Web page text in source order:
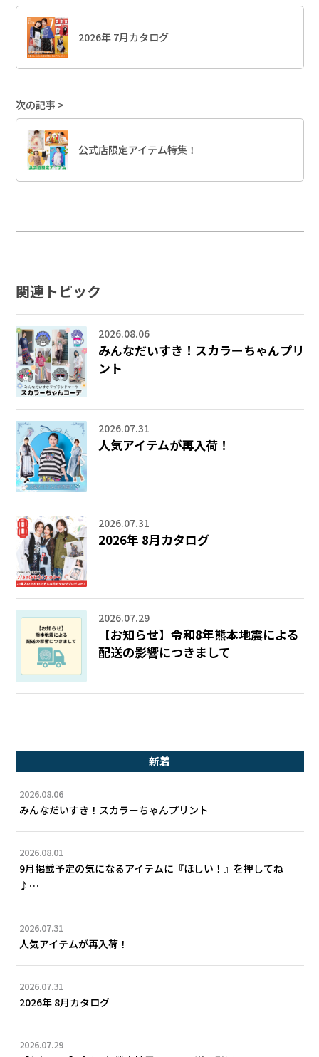
2026年 7月カタログ
次の記事
公式店限定アイテム特集！
新着
2026.08.06
みんなだいすき！スカラーちゃんプリント
2026.08.01
9月掲載予定の気になるアイテムに『ほしい！』を押してね
♪…
2026.07.31
人気アイテムが再入荷！
2026.07.31
2026年 8月カタログ
2026.07.29
関連トピック
2026.08.06
みんなだいすき！スカラーちゃんプリ
ント
2026.07.31
人気アイテムが再入荷！
2026.07.31
2026年 8月カタログ
2026.07.29
【お知らせ】令和8年熊本地震による
配送の影響につきまして